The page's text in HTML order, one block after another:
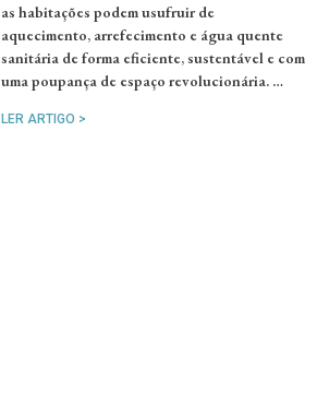
as habitações podem usufruir de
aquecimento, arrefecimento e água quente
sanitária de forma eficiente, sustentável e com
uma poupança de espaço revolucionária. …
LER ARTIGO >